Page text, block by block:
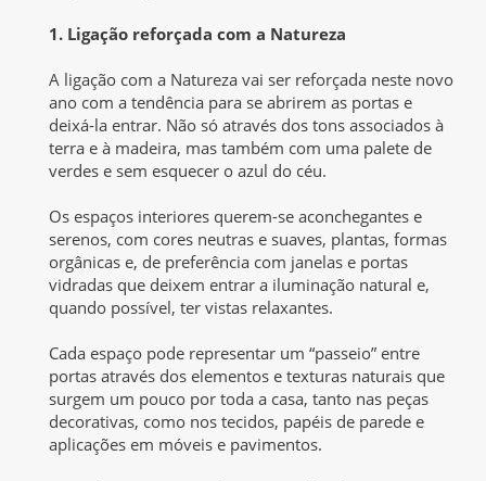
1. Ligação reforçada com a Natureza
A ligação com a Natureza vai ser reforçada neste novo
ano com a tendência para se abrirem as portas e
deixá-la entrar. Não só através dos tons associados à
terra e à madeira, mas também com uma palete de
verdes e sem esquecer o azul do céu.
Os espaços interiores querem-se aconchegantes e
serenos, com cores neutras e suaves, plantas, formas
orgânicas e, de preferência com janelas e portas
vidradas que deixem entrar a iluminação natural e,
quando possível, ter vistas relaxantes.
Cada espaço pode representar um “passeio” entre
portas através dos elementos e texturas naturais que
surgem um pouco por toda a casa, tanto nas peças
decorativas, como nos tecidos, papéis de parede e
aplicações em móveis e pavimentos.